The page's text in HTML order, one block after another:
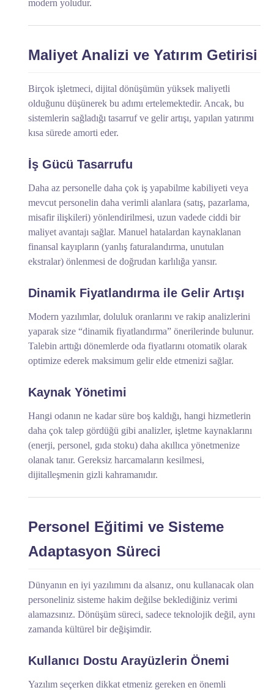
modern yoludur.
Maliyet Analizi ve Yatırım Getirisi
Birçok işletmeci, dijital dönüşümün yüksek maliyetli
olduğunu düşünerek bu adımı ertelemektedir. Ancak, bu
sistemlerin sağladığı tasarruf ve gelir artışı, yapılan yatırımı
kısa sürede amorti eder.
İş Gücü Tasarrufu
Daha az personelle daha çok iş yapabilme kabiliyeti veya
mevcut personelin daha verimli alanlara (satış, pazarlama,
misafir ilişkileri) yönlendirilmesi, uzun vadede ciddi bir
maliyet avantajı sağlar. Manuel hatalardan kaynaklanan
finansal kayıpların (yanlış faturalandırma, unutulan
ekstralar) önlenmesi de doğrudan karlılığa yansır.
Dinamik Fiyatlandırma ile Gelir Artışı
Modern yazılımlar, doluluk oranlarını ve rakip analizlerini
yaparak size “dinamik fiyatlandırma” önerilerinde bulunur.
Talebin arttığı dönemlerde oda fiyatlarını otomatik olarak
optimize ederek maksimum gelir elde etmenizi sağlar.
Kaynak Yönetimi
Hangi odanın ne kadar süre boş kaldığı, hangi hizmetlerin
daha çok talep gördüğü gibi analizler, işletme kaynaklarını
(enerji, personel, gıda stoku) daha akıllıca yönetmenize
olanak tanır. Gereksiz harcamaların kesilmesi,
dijitalleşmenin gizli kahramanıdır.
Personel Eğitimi ve Sisteme
Adaptasyon Süreci
Dünyanın en iyi yazılımını da alsanız, onu kullanacak olan
personeliniz sisteme hakim değilse beklediğiniz verimi
alamazsınız. Dönüşüm süreci, sadece teknolojik değil, aynı
zamanda kültürel bir değişimdir.
Kullanıcı Dostu Arayüzlerin Önemi
Yazılım seçerken dikkat etmeniz gereken en önemli